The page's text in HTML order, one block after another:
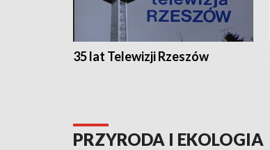
35 lat Telewizji Rzeszów
PRZYRODA I EKOLOGIA